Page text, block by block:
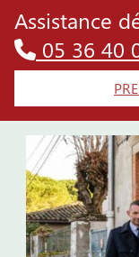
Assistance
05 36 40